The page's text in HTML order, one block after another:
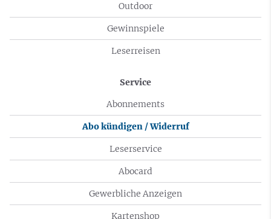
Outdoor
Gewinnspiele
Leserreisen
Service
Abonnements
Abo kündigen / Widerruf
Leserservice
Abocard
Gewerbliche Anzeigen
Kartenshop